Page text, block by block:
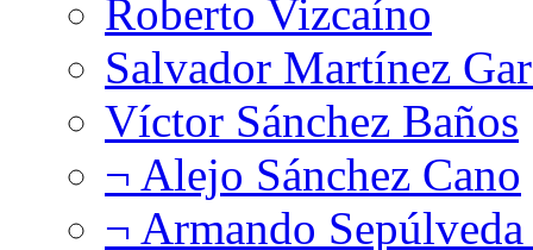
Roberto Vizcaíno
Salvador Martínez
Víctor Sánchez Baños
¬ Alejo Sánchez Cano
¬ Armando